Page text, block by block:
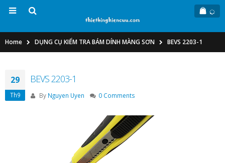
Home DỤNG CỤ KIỂM TRA BÁM DÍNH MÀNG SƠN BEVS 2203-1
29
Th9
BEVS 2203-1
By Nguyen Uyen 0 Comments